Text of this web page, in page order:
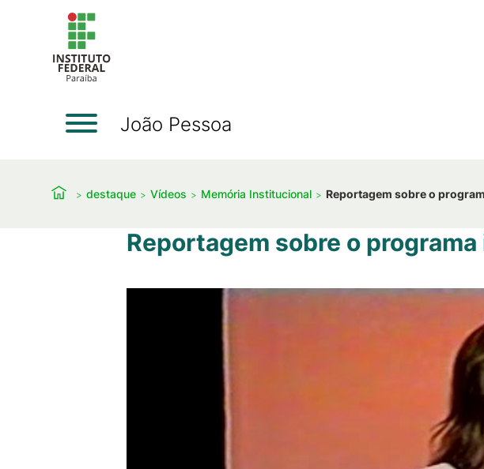
João Pessoa
destaque Vídeos Memória Institucional Reportagem sobre o
Reportagem sobre o